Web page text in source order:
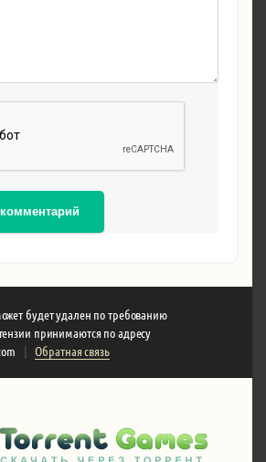
будет удален по требованию
принимаются по адресу
| Обратная связь